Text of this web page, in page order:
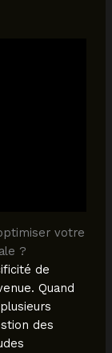
votre
?
de
Quand
des